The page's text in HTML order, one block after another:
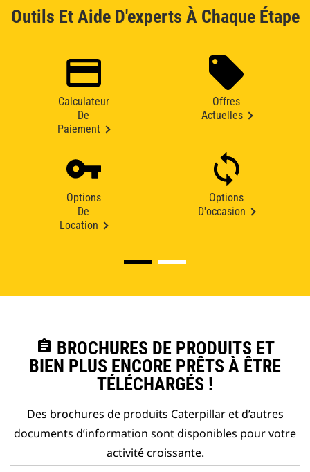
Outils Et Aide D'experts À Chaque Étape
Calculateur
De
Paiement
Offres
Actuelles
Options
De
Location
Options
D'occasion
assignment BROCHURES DE PRODUITS ET
BIEN PLUS ENCORE PRÊTS À ÊTRE
TÉLÉCHARGÉS !
Des brochures de produits Caterpillar et d’autres
documents d’information sont disponibles pour votre
activité croissante.